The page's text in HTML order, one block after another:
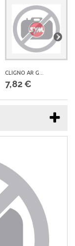
CLIGNO AR G...
7,82 €